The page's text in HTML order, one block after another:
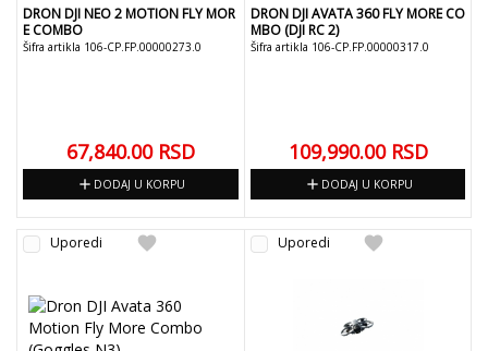
DRON DJI NEO 2 MOTION FLY MOR
E COMBO
Šifra artikla 106-CP.FP.00000273.0
67,840.00 RSD
add DODAJ U KORPU
DRON DJI AVATA 360 FLY MORE CO
MBO (DJI RC 2)
Šifra artikla 106-CP.FP.00000317.0
109,990.00 RSD
add DODAJ U KORPU
favorite
Uporedi favorite
Uporedi